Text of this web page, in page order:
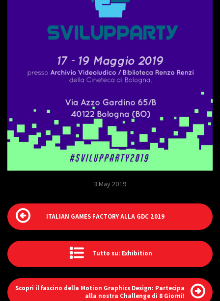
3 May 2019
ITALIAN GAMES FACTORY ALLA GDC 2019
Tutto su: Exhibition
Scopri il fascino della Motion Graphics Design: Partecipa
alla nostra Challenge di 8 Giorni!